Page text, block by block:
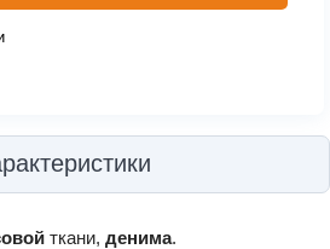
ткани, денима.